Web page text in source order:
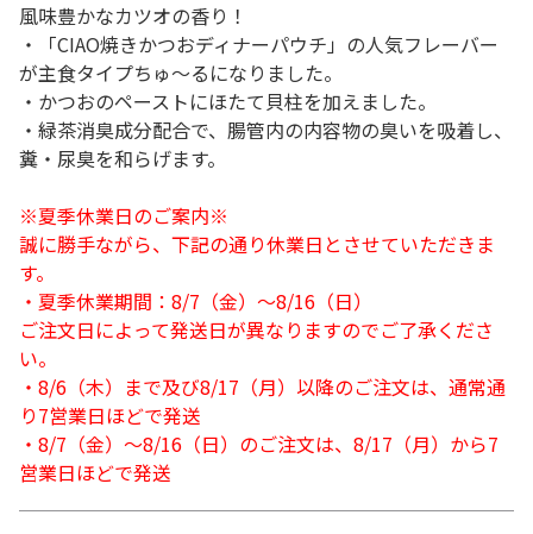
風味豊かなカツオの香り！
・「CIAO焼きかつおディナーパウチ」の人気フレーバー
が主食タイプちゅ～るになりました。
・かつおのペーストにほたて貝柱を加えました。
・緑茶消臭成分配合で、腸管内の内容物の臭いを吸着し、
糞・尿臭を和らげます。
※夏季休業日のご案内※
誠に勝手ながら、下記の通り休業日とさせていただきま
す。
・夏季休業期間：8/7（金）～8/16（日）
ご注文日によって発送日が異なりますのでご了承くださ
い。
・8/6（木）まで及び8/17（月）以降のご注文は、通常通
り7営業日ほどで発送
・8/7（金）～8/16（日）のご注文は、8/17（月）から7
営業日ほどで発送